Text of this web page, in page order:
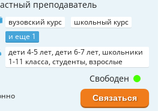
преподаватель
вузовский курс
школьный курс
и еще 1
дети 4-5 лет, дети 6-7 лет, школьники
1-11 класса, студенты, взрослые
Свободен
Связаться